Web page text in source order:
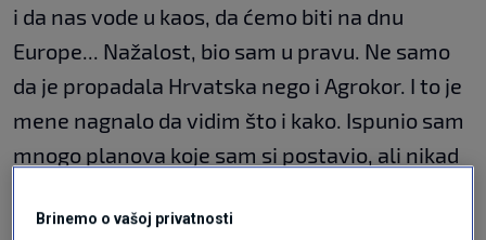
i da nas vode u kaos, da ćemo biti na dnu
Europe... Nažalost, bio sam u pravu. Ne samo
da je propadala Hrvatska nego i Agrokor. I to je
mene nagnalo da vidim što i kako. Ispunio sam
mnogo planova koje sam si postavio, ali nikad
Brinemo o vašoj privatnosti